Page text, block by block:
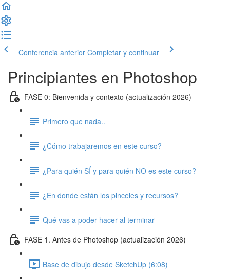
Conferencia anterior Completar y continuar
Principiantes en Photoshop
FASE 0: Bienvenida y contexto (actualización 2026)
Primero que nada..
¿Cómo trabajaremos en este curso?
¿Para quién SÍ y para quién NO es este curso?
¿En donde están los pinceles y recursos?
Qué vas a poder hacer al terminar
FASE 1. Antes de Photoshop (actualización 2026)
Base de dibujo desde SketchUp (6:08)